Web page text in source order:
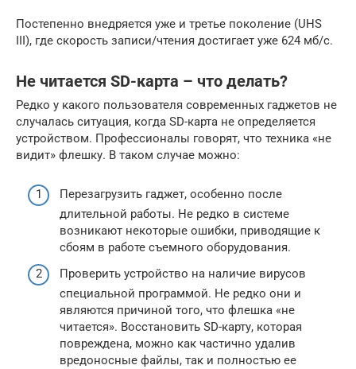
Постепенно внедряется уже и третье поколение (UHS
III), где скорость записи/чтения достигает уже 624 мб/с.
Не читается SD-карта – что делать?
Редко у какого пользователя современных гаджетов не
случалась ситуация, когда SD-карта не определяется
устройством. Профессионалы говорят, что техника «не
видит» флешку. В таком случае можно:
Перезагрузить гаджет, особенно после
длительной работы. Не редко в системе
возникают некоторые ошибки, приводящие к
сбоям в работе съемного оборудования.
Проверить устройство на наличие вирусов
специальной программой. Не редко они и
являются причиной того, что флешка «не
читается». Восстановить SD-карту, которая
повреждена, можно как частично удалив
вредоносные файлы, так и полностью ее